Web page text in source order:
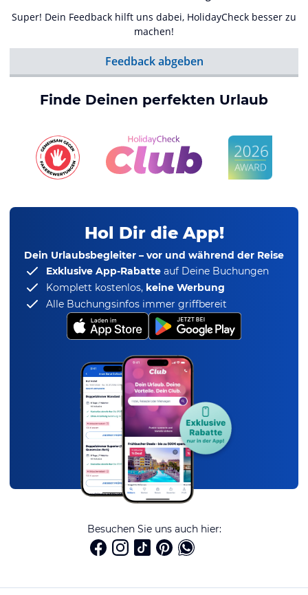
Super! Dein Feedback hilft uns dabei, HolidayCheck besser zu
machen!
Feedback abgeben
Finde Deinen perfekten Urlaub
Hol Dir die App!
Dein Urlaubsbegleiter – vor und während der Reise
Exklusive App-Rabatte auf Deine Buchungen
Komplett kostenlos, keine Werbung
Alle Buchungsinfos immer griffbereit
Besuchen Sie uns auch hier: